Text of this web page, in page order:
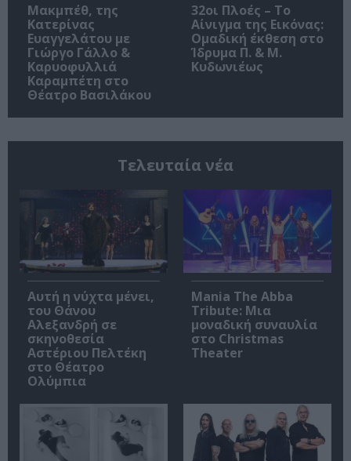
Μακμπέθ, της
Κατερίνας
Ευαγγελάτου με
Γιώργο Γάλλο &
Καρυοφυλλιά
Καραμπέτη στο
Θέατρο Βασιλάκου
32οι Πλοές – Το
Αίνιγμα της Εικόνας:
Ομαδική έκθεση στο
Ίδρυμα Π. & Μ.
Κυδωνιέως
Τελευταία νέα
Αυτή η νύχτα μένει,
του Θάνου
Αλεξανδρή σε
σκηνοθεσία
Αστέριου Πελτέκη
στο Θέατρο
Ολύμπια
Mania The Abba
Tribute: Μια
μοναδική συναυλία
στο Christmas
Theater